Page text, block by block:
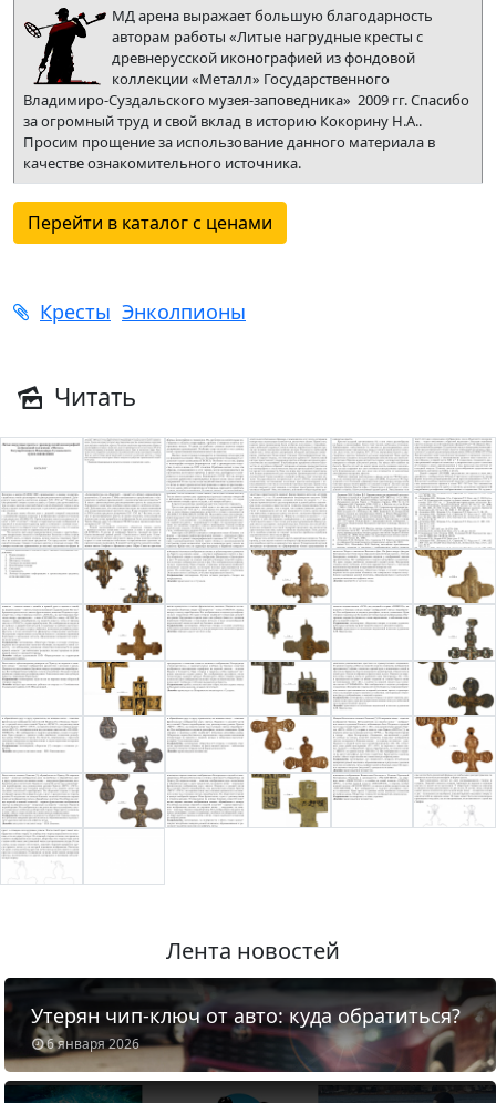
МД арена выражает большую благодарность
авторам работы «Литые нагрудные кресты с
древнерусской иконографией из фондовой
коллекции «Металл» Государственного
Владимиро-Суздальского музея-заповедника» 2009 гг. Спасибо
за огромный труд и свой вклад в историю Кокорину Н.А..
Просим прощение за использование данного материала в
качестве ознакомительного источника.
Перейти в каталог с ценами
Кресты Энколпионы
Читать
Лента новостей
6 января 2026
Утерян чип-ключ от авто: куда обратиться?